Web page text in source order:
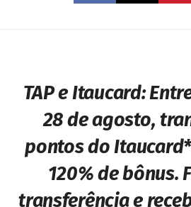
TAP e Itaucard:
28 de agosto,
pontos do Itaucard
120% de bônus.
transferência e